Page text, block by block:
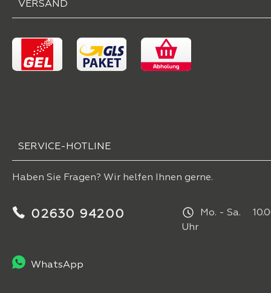
VERSAND
SERVICE-HOTLINE
Haben Sie Fragen? Wir helfen Ihnen gerne.
02630 94200
Mo. - Sa.
Uhr
WhatsApp